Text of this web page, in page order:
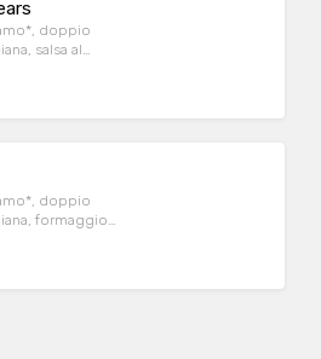
doppio
salsa al
senapata
doppio
formaggio
patate* Fries e